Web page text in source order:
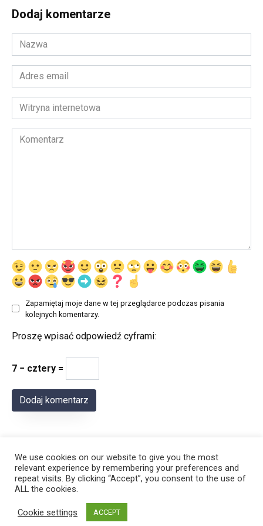
Dodaj komentarze
Nazwa
*
Adres
email
*Witryna
internetowa
Komentarz
Zapamiętaj moje dane w tej przeglądarce podczas pisania
kolejnych komentarzy.
Proszę wpisać odpowiedź cyframi:
7 − cztery =
We use cookies on our website to give you the most
relevant experience by remembering your preferences and
repeat visits. By clicking “Accept”, you consent to the use of
ALL the cookies.
Cookie settings ACCEPT